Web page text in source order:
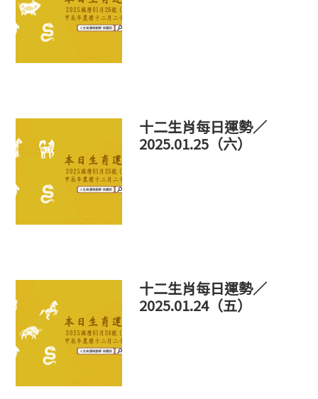
十二生肖每日運勢／
2025.01.25（六）
十二生肖每日運勢／
2025.01.24（五）